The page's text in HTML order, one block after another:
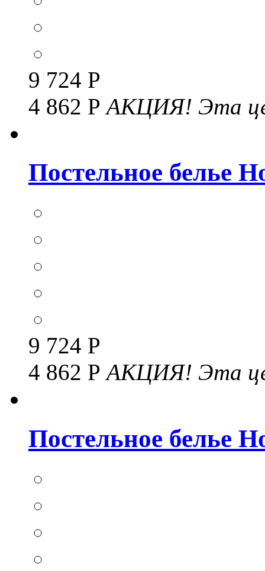
9 724 Р
4 862 Р АКЦИЯ! Эта
Постельное белье
9 724 Р
4 862 РАКЦИЯ! Эта
Постельное белье